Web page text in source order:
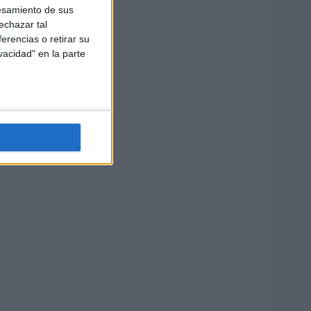
de sus
tal
o retirar su
en la parte